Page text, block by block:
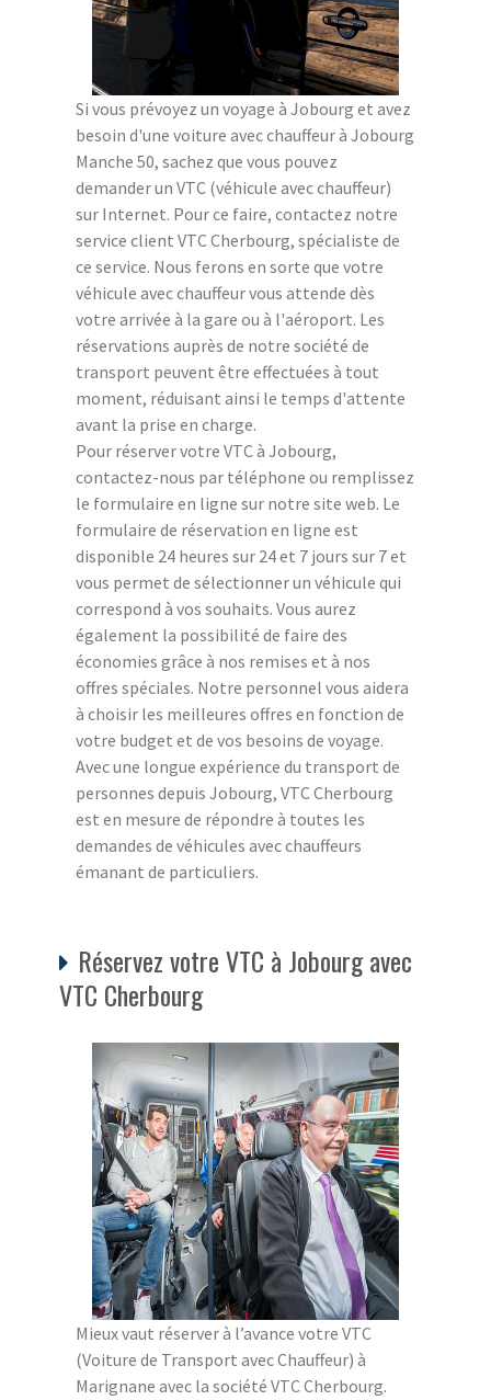
Si vous prévoyez un voyage à Jobourg et avez
besoin d'une voiture avec chauffeur à Jobourg
Manche 50, sachez que vous pouvez
demander un VTC (véhicule avec chauffeur)
sur Internet. Pour ce faire, contactez notre
service client VTC Cherbourg, spécialiste de
ce service. Nous ferons en sorte que votre
véhicule avec chauffeur vous attende dès
votre arrivée à la gare ou à l'aéroport. Les
réservations auprès de notre société de
transport peuvent être effectuées à tout
moment, réduisant ainsi le temps d'attente
avant la prise en charge.
Pour réserver votre VTC à Jobourg,
contactez-nous par téléphone ou remplissez
le formulaire en ligne sur notre site web. Le
formulaire de réservation en ligne est
disponible 24 heures sur 24 et 7 jours sur 7 et
vous permet de sélectionner un véhicule qui
correspond à vos souhaits. Vous aurez
également la possibilité de faire des
économies grâce à nos remises et à nos
offres spéciales. Notre personnel vous aidera
à choisir les meilleures offres en fonction de
votre budget et de vos besoins de voyage.
Avec une longue expérience du transport de
personnes depuis Jobourg, VTC Cherbourg
est en mesure de répondre à toutes les
demandes de véhicules avec chauffeurs
émanant de particuliers.
Réservez votre VTC à Jobourg avec
VTC Cherbourg
Mieux vaut réserver à l’avance votre VTC
(Voiture de Transport avec Chauffeur) à
Marignane avec la société VTC Cherbourg.